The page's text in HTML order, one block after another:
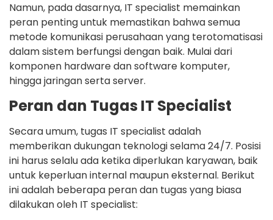
Namun, pada dasarnya, IT specialist memainkan
peran penting untuk memastikan bahwa semua
metode komunikasi perusahaan yang terotomatisasi
dalam sistem berfungsi dengan baik. Mulai dari
komponen hardware dan software komputer,
hingga jaringan serta server.
Peran dan Tugas IT Specialist
Secara umum, tugas IT specialist adalah
memberikan dukungan teknologi selama 24/7. Posisi
ini harus selalu ada ketika diperlukan karyawan, baik
untuk keperluan internal maupun eksternal. Berikut
ini adalah beberapa peran dan tugas yang biasa
dilakukan oleh IT specialist: